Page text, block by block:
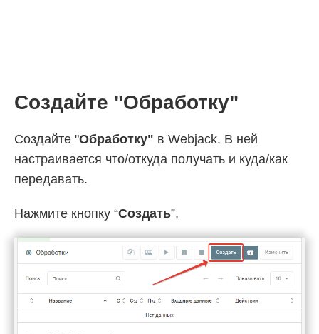
Создайте "Обработку"
Создайте "Обработку" в Webjack. В ней
настраивается что/откуда получать и куда/как
передавать.
Нажмите кнопку “Создать”,